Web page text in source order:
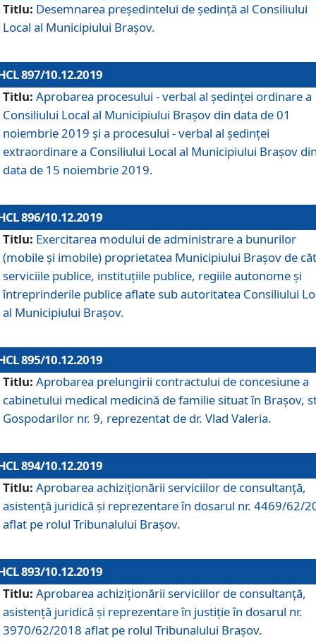
Titlu: Desemnarea preşedintelui de şedinţă al Consiliului
Local al Municipiului Braşov.
897/10.12.2019
Titlu: Aprobarea procesului - verbal al şedinţei ordinare a
Consiliului Local al Municipiului Brașov din data de 01
noiembrie 2019 și a procesului - verbal al ședinței
extraordinare a Consiliului Local al Municipiului Brașov
data de 15 noiembrie 2019.
896/10.12.2019
Titlu: Exercitarea modului de administrare a bunurilor
(mobile și imobile) proprietatea Municipiului Brașov de
serviciile publice, instituțiile publice, regiile autonome și
întreprinderile publice aflate sub autoritatea Consiliului
al Municipiului Brașov.
895/10.12.2019
Titlu: Aprobarea prelungirii contractului de concesiune a
cabinetului medical medicină de familie situat în Braşov,
Gospodarilor nr. 9, reprezentat de dr. Vlad Valeria.
894/10.12.2019
Titlu: Aprobarea achiziţionării serviciilor de consultanţă,
asistenţă juridică şi reprezentare în dosarul nr. 4469/62/
aflat pe rolul Tribunalului Braşov.
893/10.12.2019
Titlu: Aprobarea achiziţionării serviciilor de consultanţă,
asistenţă juridică şi reprezentare în justiţie în dosarul nr.
3970/62/2018 aflat pe rolul Tribunalului Braşov.